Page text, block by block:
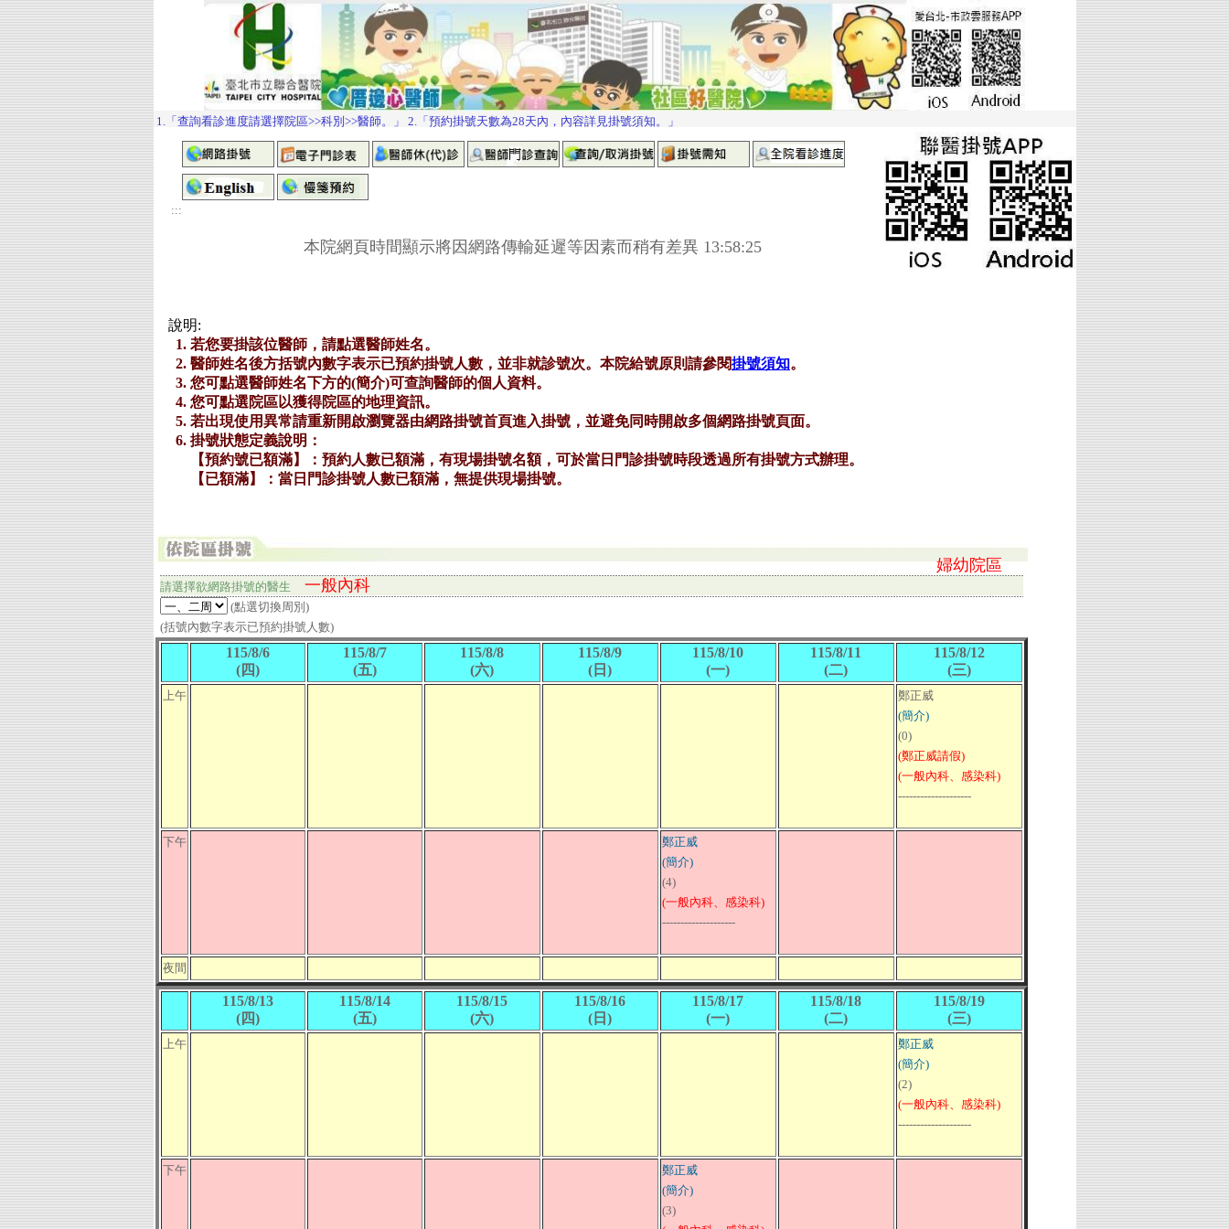
:::
本院網頁時間顯示將因網路傳輸延遲等因素而稍有差異 13:58:25
婦幼院區
請選擇欲網路掛號的醫生 一般內科
(點選切換周別)
(括號內數字表示已預約掛號人數)
115/8/6
(四)
115/8/7
(五)
115/8/8
(六)
115/8/9
(日)
115/8/10
(一)
115/8/11
(二)
115/8/12
(三)
上午
鄭正威
(簡介)
(0)
(鄭正威請假)
(一般內科、感染科)
--------------------
下午
鄭正威
(簡介)
(4)
(一般內科、感染科)
--------------------
夜間
115/8/13
(四)
115/8/14
(五)
115/8/15
(六)
115/8/16
(日)
115/8/17
(一)
115/8/18
(二)
115/8/19
(三)
上午
鄭正威
(簡介)
(2)
(一般內科、感染科)
--------------------
下午
鄭正威
(簡介)
(3)